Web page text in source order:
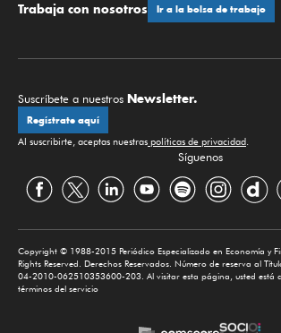
Trabaja con nosotros Ir a la bolsa de trabajo
Suscríbete a nuestros Newsletter.
Regístrate aquí
Al suscribirte, aceptas nuestras políticas de privacidad.
Síguenos
Copyright © 1988-2015 Periódico Especializado en Economía y
Rights Reserved. Derechos Reservados. Número de reserva al
04-2010-062510353600-203. Al visitar esta página, usted está
términos del servicio